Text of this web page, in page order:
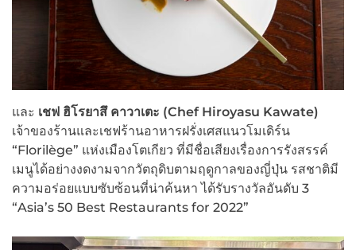
และ เชฟ ฮิโรยาสึ คาวาเตะ (Chef Hiroyasu Kawate)
เจ้าของร้านและเชฟร้านอาหารฝรั่งเศสแนวโมเดิร์น
“Florilège” แห่งเมืองโตเกียว ที่มีชื่อเสียงเรื่องการรังสรรค์
เมนูได้อย่างงดงามจากวัตถุดิบตามฤดูกาลของญี่ปุ่น รสชาติมี
ความอร่อยแบบซับซ้อนที่น่าค้นหา ได้รับรางวัลอันดับ 3
“Asia’s 50 Best Restaurants for 2022”